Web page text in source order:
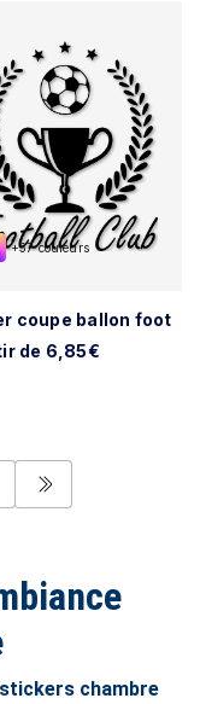
+37 couleurs
coupe ballon foot
de 6,85€
stickers chambre